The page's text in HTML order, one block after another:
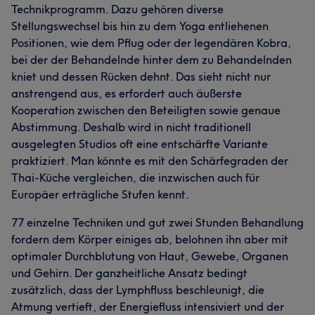
Technikprogramm. Dazu gehören diverse
Stellungswechsel bis hin zu dem Yoga entliehenen
Positionen, wie dem Pflug oder der legendären Kobra,
bei der der Behandelnde hinter dem zu Behandelnden
kniet und dessen Rücken dehnt. Das sieht nicht nur
anstrengend aus, es erfordert auch äußerste
Kooperation zwischen den Beteiligten sowie genaue
Abstimmung. Deshalb wird in nicht traditionell
ausgelegten Studios oft eine entschärfte Variante
praktiziert. Man könnte es mit den Schärfegraden der
Thai-Küche vergleichen, die inzwischen auch für
Europäer erträgliche Stufen kennt.
77 einzelne Techniken und gut zwei Stunden Behandlung
fordern dem Körper einiges ab, belohnen ihn aber mit
optimaler Durchblutung von Haut, Gewebe, Organen
und Gehirn. Der ganzheitliche Ansatz bedingt
zusätzlich, dass der Lymphfluss beschleunigt, die
Atmung vertieft, der Energiefluss intensiviert und der